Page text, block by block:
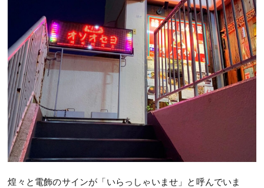
煌々と電飾のサインが「いらっしゃいませ」と呼んでいま